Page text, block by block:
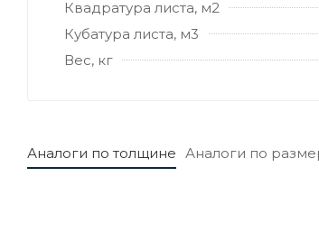
Квадратура листа, м2
Кубатура листа, м3
Вес, кг
Аналоги по толщине Аналоги по